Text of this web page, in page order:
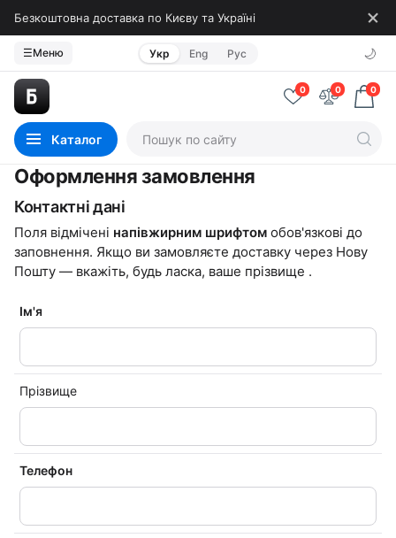
Безкоштовна доставка по Києву та Україні
☰Меню Укр Eng Рус 🌙
Каталог
0 0 0
Оформлення замовлення
Контактні дані
Поля відмічені напівжирним шрифтом обов'язкові до
заповнення. Якщо ви замовляєте доставку через Нову
Пошту — вкажіть, будь ласка, ваше прізвище .
Ім'я
Прізвище
Телефон